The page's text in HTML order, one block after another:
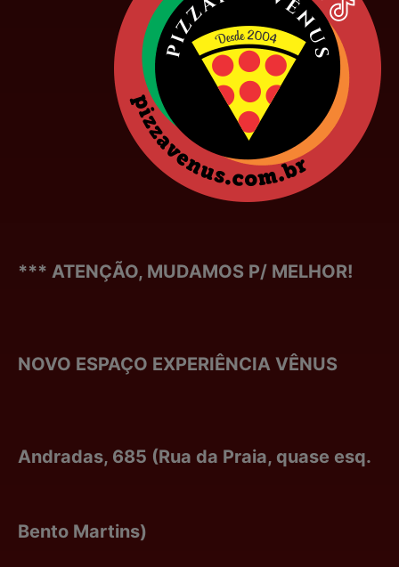
*** ATENÇÃO, MUDAMOS P/ MELHOR!
NOVO ESPAÇO EXPERIÊNCIA VÊNUS
Andradas, 685 (Rua da Praia, quase esq.
Bento Martins)